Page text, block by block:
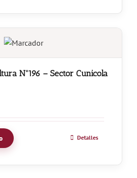
Nº196 – Sector Cunicola
Detalles